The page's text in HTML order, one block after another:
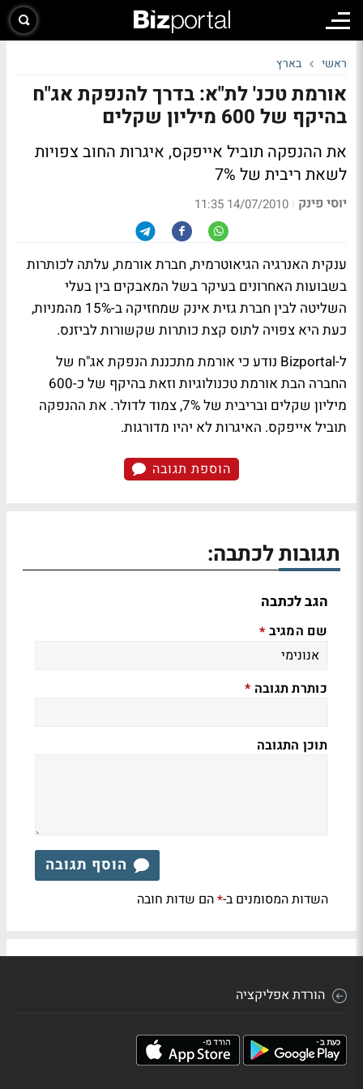
ראשי בארץ
אורמת טכנ' לת"א: בדרך להנפקת אג"ח
בהיקף של 600 מיליון שקלים
את ההנפקה תוביל אייפקס, איגרות החוב צפויות
לשאת ריבית של 7%
יוסי פינק |
14/07/2010 11:35
ענקית האנרגיה הגיאוטרמית, חברת אורמת, עלתה לכותרות
בשבועות האחרונים בעיקר בשל המאבקים בין בעלי
השליטה לבין חברת גזית אינק שמחזיקה ב-15% מהמניות,
כעת היא צפויה לתוס קצת כותרות שקשורות לביזנס.
ל-Bizportal נודע כי אורמת מתכננת הנפקת אג"ח של
החברה הבת אורמת טכנולוגיות וזאת בהיקף של כ-600
מיליון שקלים ובריבית של 7%, צמוד לדולר. את ההנפקה
תוביל אייפקס. האיגרות לא יהיו מדורגות.
הוספת תגובה
תגובות לכתבה:
הגב לכתבה
שם המגיב *
כותרת תגובה *
תוכן התגובה
הוסף תגובה
השדות המסומנים ב-*הם שדות חובה
הורדת אפליקציה